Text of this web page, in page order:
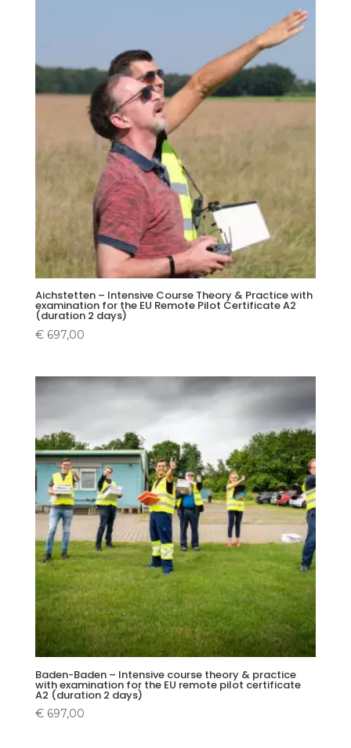
Aichstetten – Intensive Course Theory & Practice with
examination for the EU Remote Pilot Certificate A2
(duration 2 days)
€697,00
Baden-Baden – Intensive course theory & practice
with examination for the EU remote pilot certificate
A2 (duration 2 days)
€697,00